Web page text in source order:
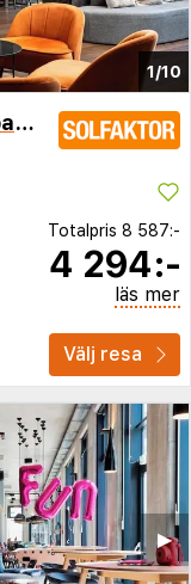
1/10
Leonardo Hotel Vienna Hauptbahnhof
Totalpris 8 587:-
4 294:-
läs mer
Välj resa
▶︎